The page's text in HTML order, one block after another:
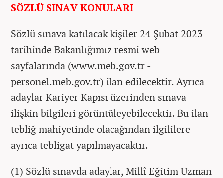
SÖZLÜ SINAV KONULARI
Sözlü sınava katılacak kişiler 24 Şubat 2023
tarihinde Bakanlığımız resmi web
sayfalarında (www.meb.gov.tr -
personel.meb.gov.tr) ilan edilecektir. Ayrıca
adaylar Kariyer Kapısı üzerinden sınava
ilişkin bilgileri görüntüleyebilecektir. Bu ilan
tebliğ mahiyetinde olacağından ilgililere
ayrıca tebligat yapılmayacaktır.
(1) Sözlü sınavda adaylar, Millî Eğitim Uzman